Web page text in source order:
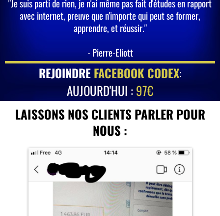
"Je suis parti de rien, je n'ai même pas fait d'études en rapport
avec internet, preuve que n'importe qui peut se former,
apprendre, et réussir."
- Pierre-Eliott
REJOINDREFACEBOOK CODEX:
AUJOURD'HUI :97€
LAISSONS NOS CLIENTS PARLER POUR
NOUS :